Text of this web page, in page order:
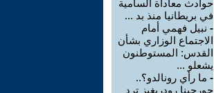
حوادث معاداة السامية
في بريطانيا منذ بد ...
- نبيل فهمي أمام
الاجتماع الوزاري بشأن
القدس: المستوطنون
يشعلو ...
- ما رأي رونالدو؟..
جورجينا رودريغيز ترد